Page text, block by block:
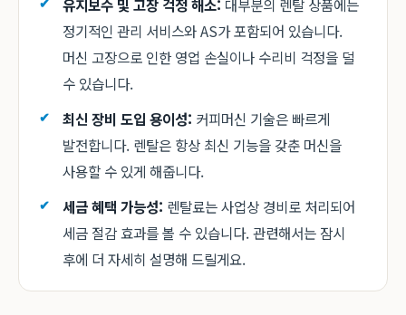
유지보수 및 고장 걱정 해소: 대부분의 렌탈 상품에는
정기적인 관리 서비스와 AS가 포함되어 있습니다.
머신 고장으로 인한 영업 손실이나 수리비 걱정을 덜
수 있습니다.
최신 장비 도입 용이성: 커피머신 기술은 빠르게
발전합니다. 렌탈은 항상 최신 기능을 갖춘 머신을
사용할 수 있게 해줍니다.
세금 혜택 가능성: 렌탈료는 사업상 경비로 처리되어
세금 절감 효과를 볼 수 있습니다. 관련해서는 잠시
후에 더 자세히 설명해 드릴게요.